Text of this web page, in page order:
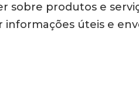
sobre produtos e
informações úteis e